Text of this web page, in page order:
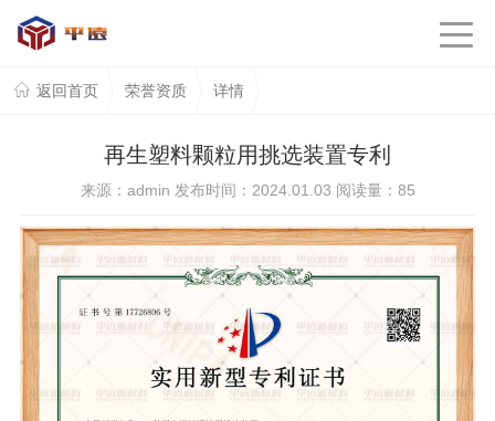
返回首页 荣誉资质 详情
再生塑料颗粒用挑选装置专利
来源：admin 发布时间：2024.01.03 阅读量： 85